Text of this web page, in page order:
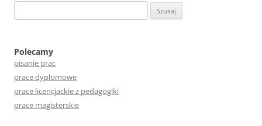
z
k
a
j
:
Polecamy
pisanie prac
prace dyplomowe
prace licencjackie z pedagogiki
prace magisterskie